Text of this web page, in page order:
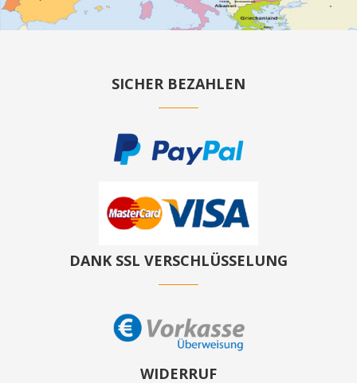
SICHER BEZAHLEN
DANK SSL VERSCHLÜSSELUNG
WIDERRUF